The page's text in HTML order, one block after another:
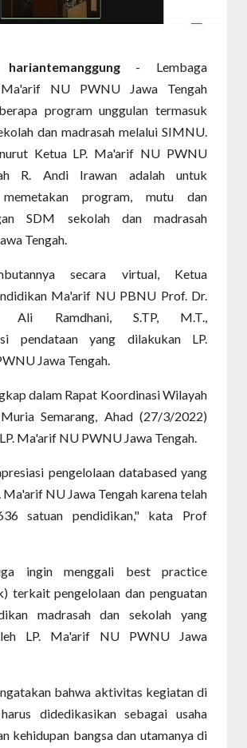
- Lembaga
Ma'arif NU PWNU Jawa Tengah
program unggulan termasuk
dan madrasah melalui SIMNU.
Ketua LP. Ma'arif NU PWNU
R. Andi Irawan adalah untuk
memetakan program, mutu dan
SDM sekolah dan madrasah
Tengah.
secara virtual, Ketua
Ma'arif NU PBNU Prof. Dr.
Ali Ramdhani, S.TP, M.T.,
pendataan yang dilakukan LP.
Jawa Tengah.
dalam Rapat Koordinasi Wilayah
Semarang, Ahad (27/3/2022)
Ma'arif NU PWNU Jawa Tengah.
pengelolaan databased yang
Ma'arif NU Jawa Tengah karena telah
satuan pendidikan," kata Prof
ingin menggali best practice
terkait pengelolaan dan penguatan
madrasah dan sekolah yang
LP. Ma'arif NU PWNU Jawa
bahwa aktivitas kegiatan di
didedikasikan sebagai usaha
kehidupan bangsa dan utamanya di